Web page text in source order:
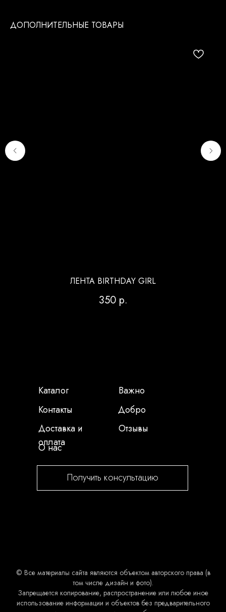
ДОПОЛНИТЕЛЬНЫЕ ТОВАРЫ
ЛЕНТА BIRTHDAY GIRL
350 р.
Каталог
Контакты
Доставка и
оплата
О нас
Важно
Добро
Отзывы
Получить консультацию
© Все материалы сайта являются объектом авторского права (в
том числе дизайн и фото).
Запрещается копирование, распространение или любое иное
использование информации и объектов без предварительного